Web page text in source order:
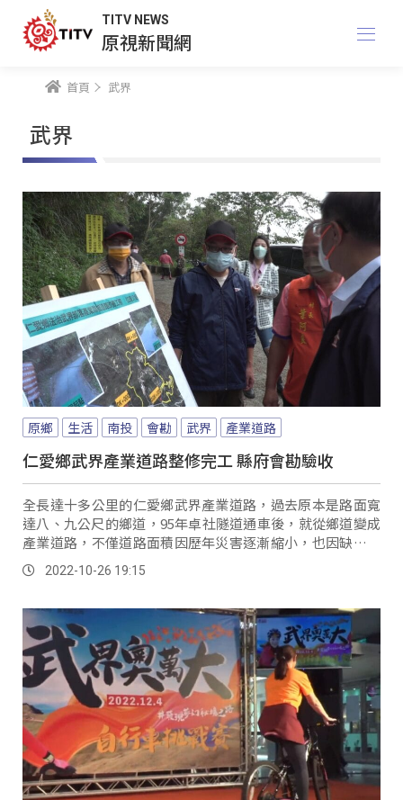
TITV NEWS
原視新聞網
首頁 武界
武界
原鄉 生活 南投 會勘 武界 產業道路
仁愛鄉武界產業道路整修完工 縣府會勘驗收
全長達十多公里的仁愛鄉武界產業道路，過去原本是路面寬
達八、九公尺的鄉道，95年卓社隧道通車後，就從鄉道變成
產業道路，不僅道路面積因歷年災害逐漸縮小，也因缺乏修
繕導致路面狀況不佳，讓用路人的行車安全造成...。
2022-10-26 19:15